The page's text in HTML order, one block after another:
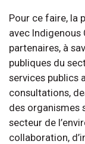
Pour ce faire, la
avec Indigenous
partenaires, à
publiques du
services publics
consultations,
des organismes
secteur de
collaboration,